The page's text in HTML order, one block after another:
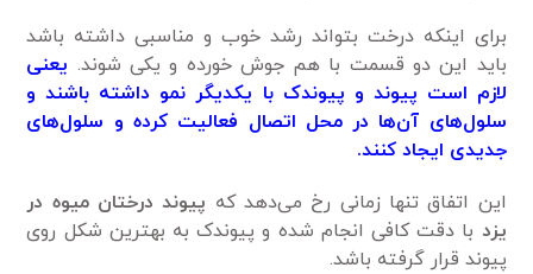
برای اینکه درخت بتواند رشد خوب و مناسبی داشته باشد
باید این دو قسمت با هم جوش خورده و یکی شوند. یعنی
لازم است پیوند و پیوندک با یکدیگر نمو داشته باشند و
سلول‌های آن‌ها در محل اتصال فعالیت کرده و سلول‌های
جدیدی ایجاد کنند.
این اتفاق تنها زمانی رخ می‌دهد که پیوند درختان میوه‌ در
یزد با دقت کافی انجام شده و پیوندک به بهترین شکل روی
پیوند قرار گرفته باشد.